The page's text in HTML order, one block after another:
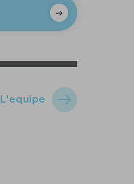
L'equipe